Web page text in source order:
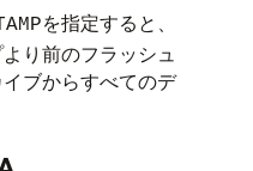
を指定すると、
り前のフラッシュ
ブからすべてのデ